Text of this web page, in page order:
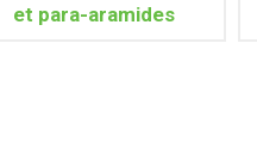
et para-aramides